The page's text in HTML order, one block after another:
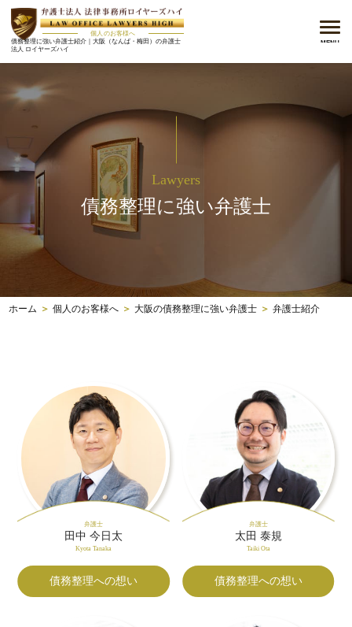
個人のお客様へ
債務整理に強い弁護士紹介｜大阪（なんば・梅田）の弁護士
法人 ロイヤーズハイ
メニ
MENU
Lawyers
債務整理に強い弁護士
ホーム ＞ 個人のお客様へ ＞ 大阪の債務整理に強い弁護士 ＞ 弁護士紹介
弁護士
田中 今日太
Kyota Tanaka
債務整理への想い
弁護士
太田 泰規
Taiki Ota
債務整理への想い